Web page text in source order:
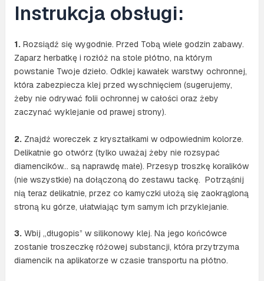
Instrukcja obsługi:
1.Rozsiądź się wygodnie. Przed Tobą wiele godzin zabawy.
Zaparz herbatkę i rozłóż na stole płótno, na którym
powstanie Twoje dzieło. Odklej kawałek warstwy ochronnej,
która zabezpiecza klej przed wyschnięciem (sugerujemy,
żeby nie odrywać folii ochronnej w całości oraz żeby
zaczynać wyklejanie od prawej strony).
2.Znajdź woreczek z kryształkami w odpowiednim kolorze.
Delikatnie go otwórz (tylko uważaj żeby nie rozsypać
diamencików… są naprawdę małe). Przesyp troszkę koralików
(nie wszystkie) na dołączoną do zestawu tackę. Potrząśnij
nią teraz delikatnie, przez co kamyczki ułożą się zaokrągloną
stroną ku górze, ułatwiając tym samym ich przyklejanie.
3.Wbij „długopis” w silikonowy klej. Na jego końcówce
zostanie troszeczkę różowej substancji, która przytrzyma
diamencik na aplikatorze w czasie transportu na płótno.